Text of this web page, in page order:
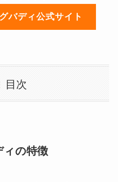
バディ公式サイト
目次
ィの特徴